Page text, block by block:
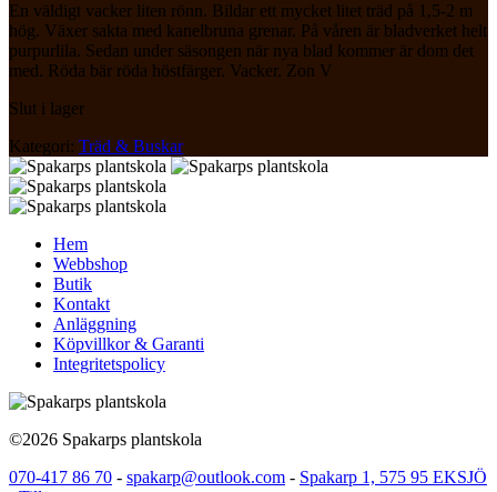
En väldigt vacker liten rönn. Bildar ett mycket litet träd på 1,5-2 m
hög. Växer sakta med kanelbruna grenar. På våren är bladverket helt
purpurlila. Sedan under säsongen när nya blad kommer är dom det
med. Röda bär röda höstfärger. Vacker. Zon V
Slut i lager
Kategori: Träd & Buskar
Hem
Webbshop
Butik
Kontakt
Anläggning
Köpvillkor & Garanti
Integritetspolicy
©2026 Spakarps plantskola
070-417 86 70 - spakarp@outlook.com - Spakarp 1, 575 95 EKSJÖ